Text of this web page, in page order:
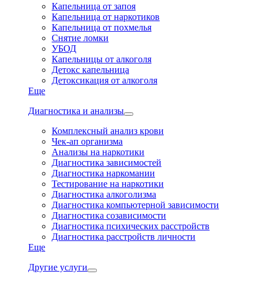
Капельница от запоя
Капельница от наркотиков
Капельница от похмелья
Снятие ломки
УБОД
Капельницы от алкоголя
Детокс капельница
Детоксикация от алкоголя
Еще
Диагностика и анализы
Комплексный анализ крови
Чек-ап организма
Анализы на наркотики
Диагностика зависимостей
Диагностика наркомании
Тестирование на наркотики
Диагностика алкоголизма
Диагностика компьютерной зависимости
Диагностика созависимости
Диагностика психических расстройств
Диагностика расстройств личности
Еще
Другие услуги